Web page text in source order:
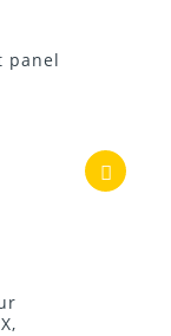
panel